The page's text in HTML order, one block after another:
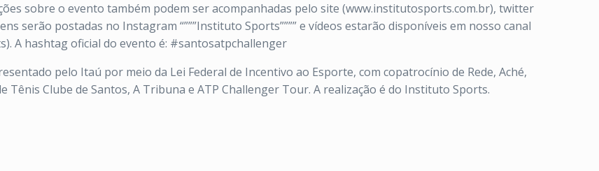
sobre o evento também podem ser acompanhadas pelo site (www.institutosports.com.br), twitter
serão postadas no Instagram “”””Instituto Sports”””” e vídeos estarão disponíveis em nosso canal
A hashtag oficial do evento é: #santosatpchallenger
pelo Itaú por meio da Lei Federal de Incentivo ao Esporte, com copatrocínio de Rede, Aché,
Tênis Clube de Santos, A Tribuna e ATP Challenger Tour. A realização é do Instituto Sports.